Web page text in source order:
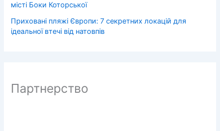
місті Боки Которської
Приховані пляжі Європи: 7 секретних локацій для
ідеальної втечі від натовпів
Партнерство